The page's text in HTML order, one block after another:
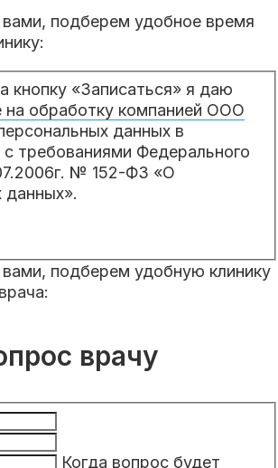
подберем удобное время
кнопку «Записаться» я даю
на обработку компанией ООО
данных в
с требованиями Федерального
№ 152-ФЗ «О
данных».
подберем удобную клинику
врачу
Когда вопрос будет